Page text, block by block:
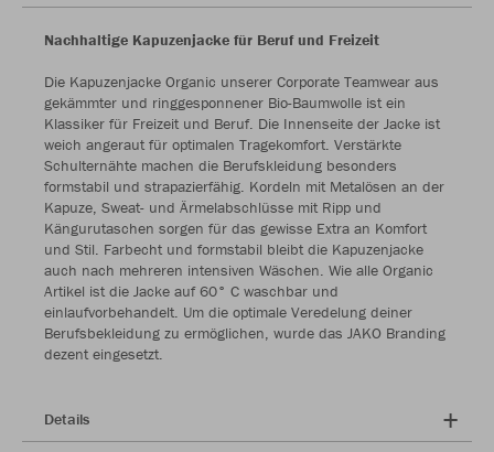
Nachhaltige Kapuzenjacke für Beruf und Freizeit
Die Kapuzenjacke Organic unserer Corporate Teamwear aus
gekämmter und ringgesponnener Bio-Baumwolle ist ein
Klassiker für Freizeit und Beruf. Die Innenseite der Jacke ist
weich angeraut für optimalen Tragekomfort. Verstärkte
Schulternähte machen die Berufskleidung besonders
formstabil und strapazierfähig. Kordeln mit Metalösen an der
Kapuze, Sweat- und Ärmelabschlüsse mit Ripp und
Kängurutaschen sorgen für das gewisse Extra an Komfort
und Stil. Farbecht und formstabil bleibt die Kapuzenjacke
auch nach mehreren intensiven Wäschen. Wie alle Organic
Artikel ist die Jacke auf 60° C waschbar und
einlaufvorbehandelt. Um die optimale Veredelung deiner
Berufsbekleidung zu ermöglichen, wurde das JAKO Branding
dezent eingesetzt.
Details